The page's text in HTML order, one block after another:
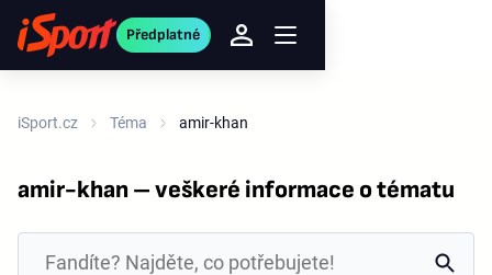
Předplatné
iSport.cz Téma amir-khan
amir-khan – veškeré informace o tématu